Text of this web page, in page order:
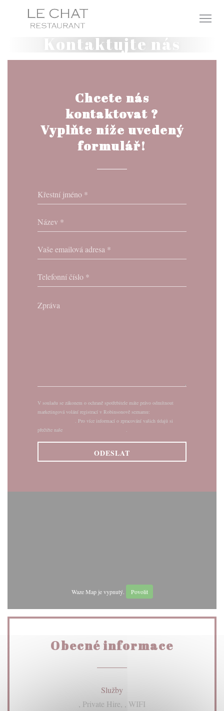
Panel pro správu cookies
Kontaktujte nás
Chcete nás
kontaktovat ?
Vyplňte níže uvedený
formulář!
V souladu se zákonem o ochraně spotřebitele máte právo odmítnout
marketingová volání registrací v Robinsonově seznamu:
. Pro více informací o zpracování vašich údajů si
přečtěte naše
.
Waze Map je vypnutý. Povolit
Obecné informace
Služby
, Private Hire, , WIFI